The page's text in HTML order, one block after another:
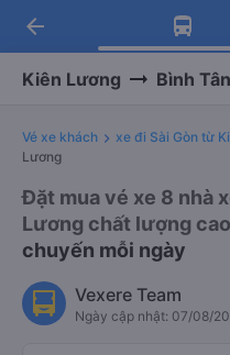
Tải app
Nhận ưu đãi
Tải app
-30k/ghế khi
arrow_back
Kiên Lương Bình Tân
Vé xe khách xe đi Sài Gòn từ
Lương
Đặt mua vé xe 8 nhà
Lương chất lượng
chuyến mỗi ngày
Vexere Team
Ngày cập nhật: 07/08/